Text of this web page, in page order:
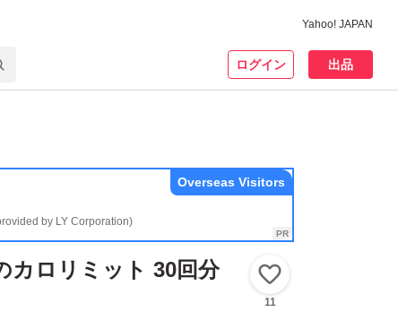
Yahoo! JAPAN
ログイン 出品
by LY Corporation)
Overseas Visitors
カロリミット 30回分
11